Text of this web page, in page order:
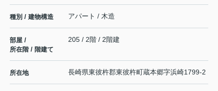
種別 / 建物構造 アパート / 木造
部屋 /
所在階 / 階建て
205 / 2階 / 2階建
所在地 長崎県東彼杵郡東彼杵町蔵本郷字浜崎1799-2